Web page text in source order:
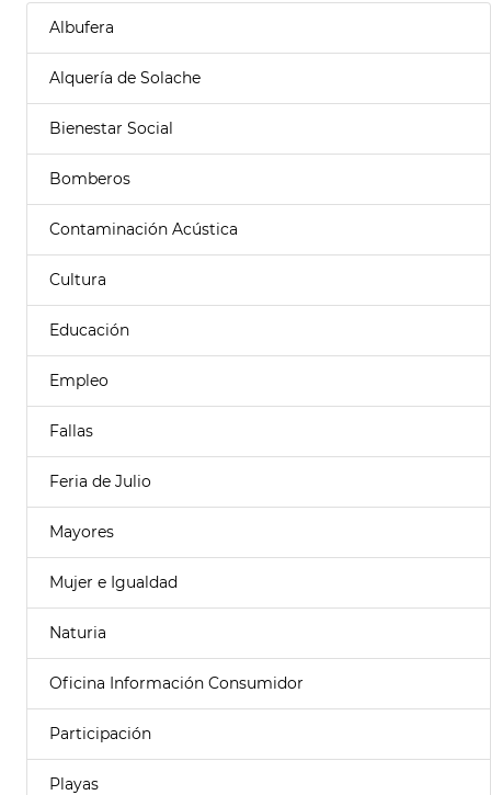
Albufera
Alquería de Solache
Bienestar Social
Bomberos
Contaminación Acústica
Cultura
Educación
Empleo
Fallas
Feria de Julio
Mayores
Mujer e Igualdad
Naturia
Oficina Información Consumidor
Participación
Playas